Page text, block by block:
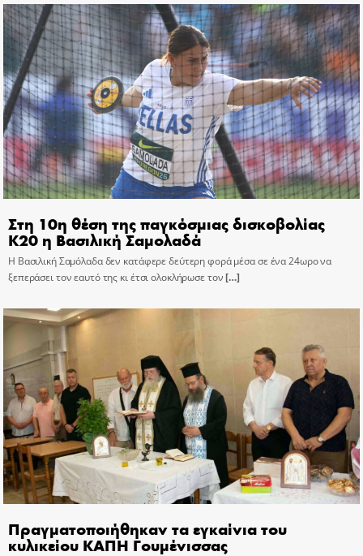
Στη 10η θέση της παγκόσμιας δισκοβολίας
Κ20 η Βασιλική Σαμολαδά
Η Βασιλική Σαμόλαδα δεν κατάφερε δεύτερη φορά μέσα σε ένα 24ωρο να
ξεπεράσει τον εαυτό της κι έτσι ολοκλήρωσε τον[…]
Πραγματοποιήθηκαν τα εγκαίνια του
κυλικείου ΚΑΠΗ Γουμένισσας